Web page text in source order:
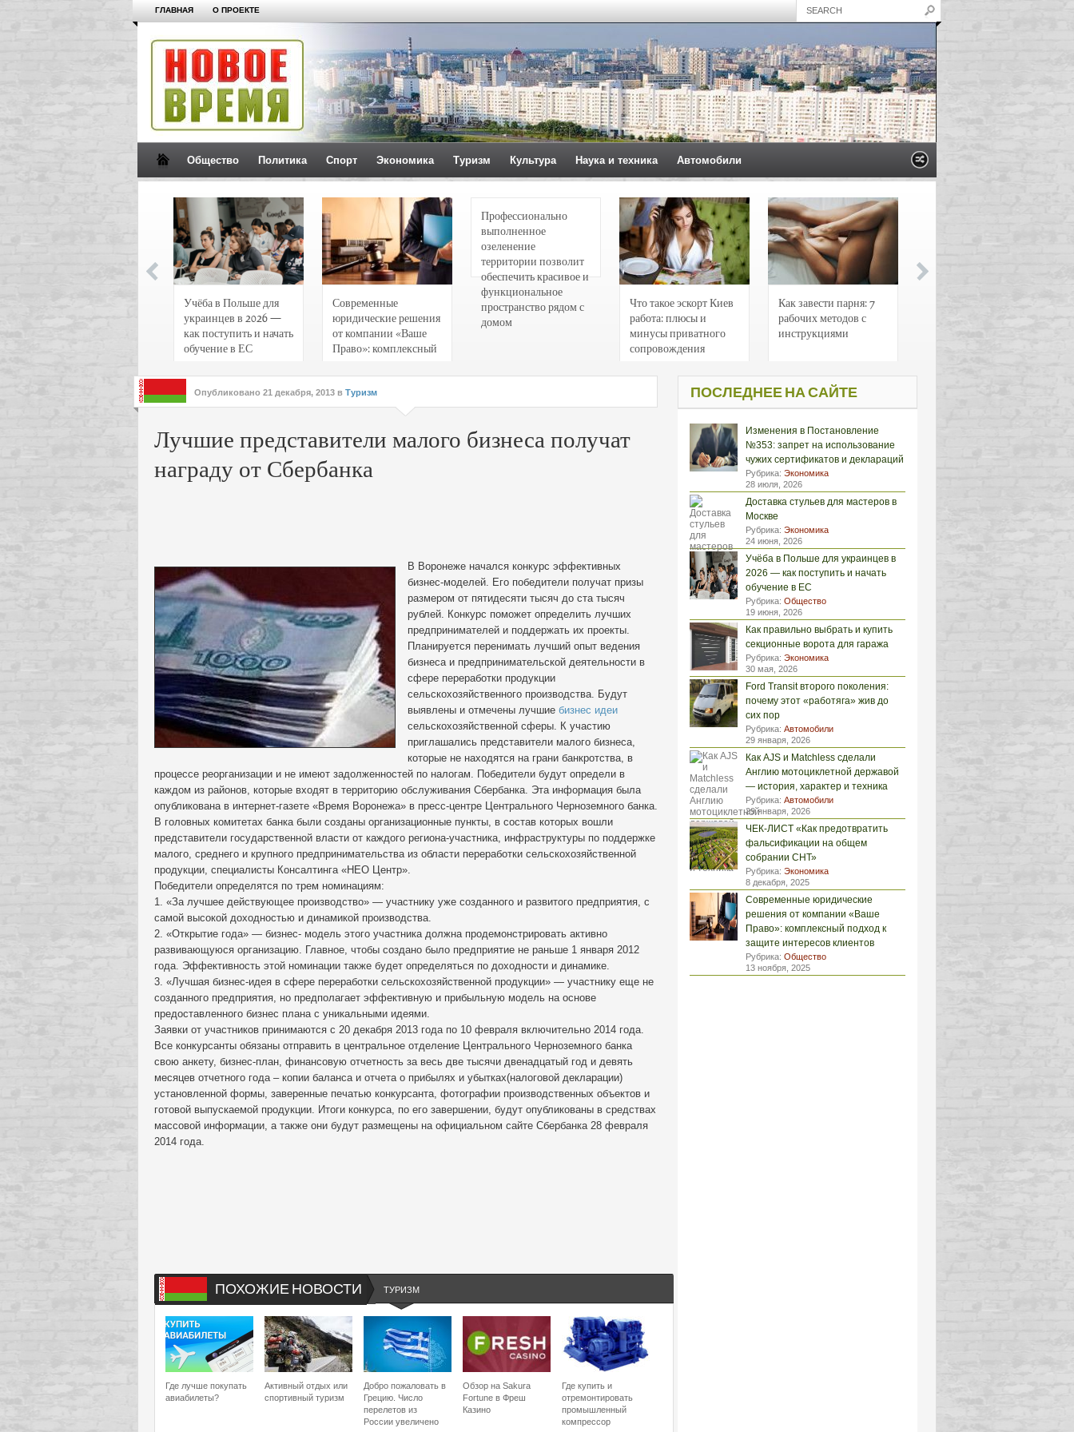
ГЛАВНАЯ О ПРОЕКТЕ
Общество Политика Спорт Экономика Туризм Культура Наука и техника Автомобили
Учёба в Польше для
украинцев в 2026 —
как поступить и начать
обучение в ЕС
Современные
юридические решения
от компании «Ваше
Право»: комплексный
интересов клиентов
Профессионально
выполненное
озеленение
территории позволит
обеспечить красивое и
функциональное
пространство рядом с
домом
Что такое эскорт Киев
работа: плюсы и
минусы приватного
сопровождения
Как завести парня: 7
рабочих методов с
инструкциями
Опубликовано 21 декабря, 2013 в Туризм
Лучшие представители малого бизнеса получат
награду от Сбербанка
В Воронеже начался конкурс эффективных
бизнес-моделей. Его победители получат призы
размером от пятидесяти тысяч до ста тысяч
рублей. Конкурс поможет определить лучших
предпринимателей и поддержать их проекты.
Планируется перенимать лучший опыт ведения
бизнеса и предпринимательской деятельности в
сфере переработки продукции
сельскохозяйственного производства. Будут
выявлены и отмечены лучшие бизнес идеи
сельскохозяйственной сферы. К участию
приглашались представители малого бизнеса,
которые не находятся на грани банкротства, в
процессе реорганизации и не имеют задолженностей по налогам. Победители будут определи в
каждом из районов, которые входят в территорию обслуживания Сбербанка. Эта информация была
опубликована в интернет-газете «Время Воронежа» в пресс-центре Центрального Черноземного банка.
В головных комитетах банка были созданы организационные пункты, в состав которых вошли
представители государственной власти от каждого региона-участника, инфраструктуры по поддержке
малого, среднего и крупного предпринимательства из области переработки сельскохозяйственной
продукции, специалисты Консалтинга «НЕО Центр».
Победители определятся по трем номинациям:
1. «За лучшее действующее производство» — участнику уже созданного и развитого предприятия, с
самой высокой доходностью и динамикой производства.
2. «Открытие года» — бизнес- модель этого участника должна продемонстрировать активно
развивающуюся организацию. Главное, чтобы создано было предприятие не раньше 1 января 2012
года. Эффективность этой номинации также будет определяться по доходности и динамике.
3. «Лучшая бизнес-идея в сфере переработки сельскохозяйственной продукции» — участнику еще не
созданного предприятия, но предполагает эффективную и прибыльную модель на основе
предоставленного бизнес плана с уникальными идеями.
Заявки от участников принимаются с 20 декабря 2013 года по 10 февраля включительно 2014 года.
Все конкурсанты обязаны отправить в центральное отделение Центрального Черноземного банка
свою анкету, бизнес-план, финансовую отчетность за весь две тысячи двенадцатый год и девять
месяцев отчетного года – копии баланса и отчета о прибылях и убытках(налоговой декларации)
установленной формы, заверенные печатью конкурсанта, фотографии производственных объектов и
готовой выпускаемой продукции. Итоги конкурса, по его завершении, будут опубликованы в средствах
массовой информации, а также они будут размещены на официальном сайте Сбербанка 28 февраля
2014 года.
ПОХОЖИЕ НОВОСТИ ТУРИЗМ
Где лучше покупать
авиабилеты?
Активный отдых или
спортивный туризм
Добро пожаловать в
Грецию. Число
перелетов из
России увеличено
Обзор на Sakura
Fortune в Фреш
Казино
Где купить и
отремонтировать
промышленный
компрессор
ПОСЛЕДНЕЕ НА САЙТЕ
Изменения в Постановление
№353: запрет на использование
чужих сертификатов и деклараций
Рубрика: Экономика
28 июля, 2026
Доставка стульев для мастеров в
Москве
Рубрика: Экономика
24 июня, 2026
Учёба в Польше для украинцев в
2026 — как поступить и начать
обучение в ЕС
Рубрика: Общество
19 июня, 2026
Как правильно выбрать и купить
секционные ворота для гаража
Рубрика: Экономика
30 мая, 2026
Ford Transit второго поколения:
почему этот «работяга» жив до
сих пор
Рубрика: Автомобили
29 января, 2026
Как AJS и Matchless сделали
Англию мотоциклетной державой
— история, характер и техника
Рубрика: Автомобили
29 января, 2026
ЧЕК-ЛИСТ «Как предотвратить
фальсификации на общем
собрании СНТ»
Рубрика: Экономика
8 декабря, 2025
Современные юридические
решения от компании «Ваше
Право»: комплексный подход к
защите интересов клиентов
Рубрика: Общество
13 ноября, 2025